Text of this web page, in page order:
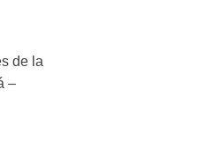
de la
–